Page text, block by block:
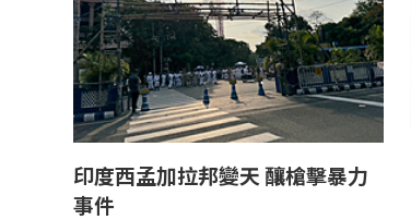
印度西孟加拉邦變天 釀槍擊暴力
事件